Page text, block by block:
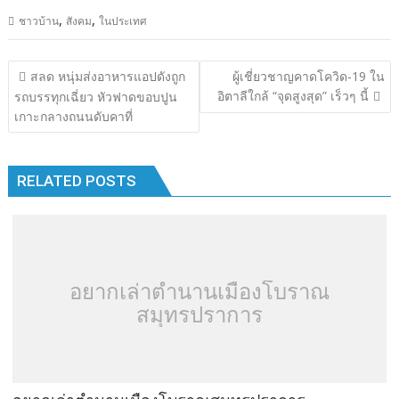
e
b
o
o
itt
er
e m
bl
r
k
e
dI
n
p
y
Li
n
ar
e
ชาวบ้าน, สังคม,ในประเทศ
แนะแนว
เรื่อง
สลด หนุ่มส่งอาหารแอปดังถูก
รถบรรทุกเฉี่ยว หัวฟาดขอบปูน
เกาะกลางถนนดับคาที่
ผู้เชี่ยวชาญคาดโควิด-19 ใน
อิตาลีใกล้ “จุดสูงสุด” เร็วๆ นี้
RELATED POSTS
อยากเล่าตำนานเมืองโบราณ
สมุทรปราการ